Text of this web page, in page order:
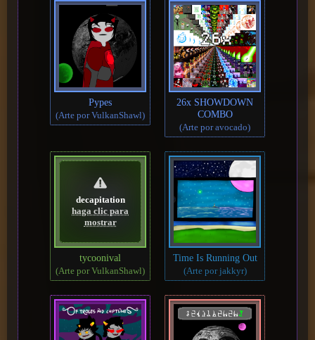
Pypes
(Arte por VulkanShawl)
26x SHOWDOWN
COMBO
(Arte por avocado)
decapitation
haga clic para
mostrar
tycoonival
(Arte por VulkanShawl)
Time Is Running Out
(Arte por jakkyr)